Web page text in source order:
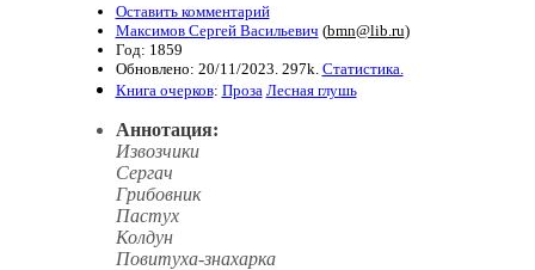
Оставить комментарий
Максимов Сергей Васильевич (bmn@lib.ru)
Год: 1859
Обновлено: 20/11/2023. 297k. Статистика.
Книга очерков: Проза Лесная глушь
Аннотация:
Извозчики
Сергач
Грибовник
Пастух
Колдун
Повитуха-знахарка